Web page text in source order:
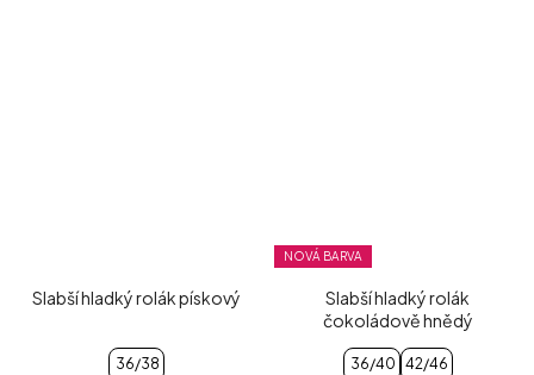
Slabší hladký rolák pískový
36/38
NOVÁ BARVA
Slabší hladký rolák
čokoládově hnědý
36/40 42/46